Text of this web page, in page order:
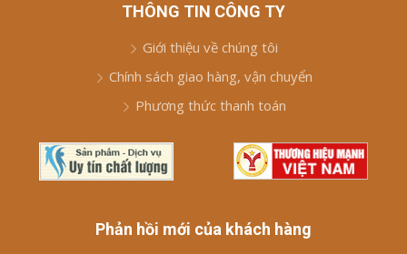
THÔNG TIN CÔNG TY
Giới thiệu về chúng tôi
Chính sách giao hàng, vận chuyển
Phương thức thanh toán
Phản hồi mới của khách hàng